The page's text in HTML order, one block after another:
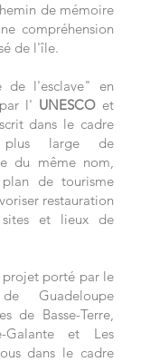
de mémoire
compréhension
de l'île.
de l'esclave" en
l' UNESCOet
dans le cadre
plus large de
du même nom,
de tourisme
restauration
et lieux de
projet porté par le
Guadeloupe
de Basse-Terre,
Galante et Les
dans le cadre